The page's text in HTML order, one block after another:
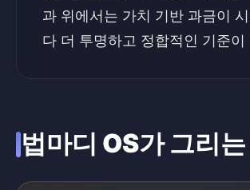
과 위에서는 가치 기반 과금이
다 더 투명하고 정합적인 기준이
법마디 OS가 그리